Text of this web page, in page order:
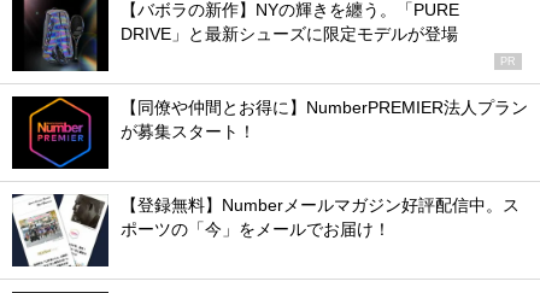
【バボラの新作】NYの輝きを纏う。「PURE
DRIVE」と最新シューズに限定モデルが登場
PR
【同僚や仲間とお得に】NumberPREMIER法人プラン
が募集スタート！
【登録無料】Numberメールマガジン好評配信中。ス
ポーツの「今」をメールでお届け！